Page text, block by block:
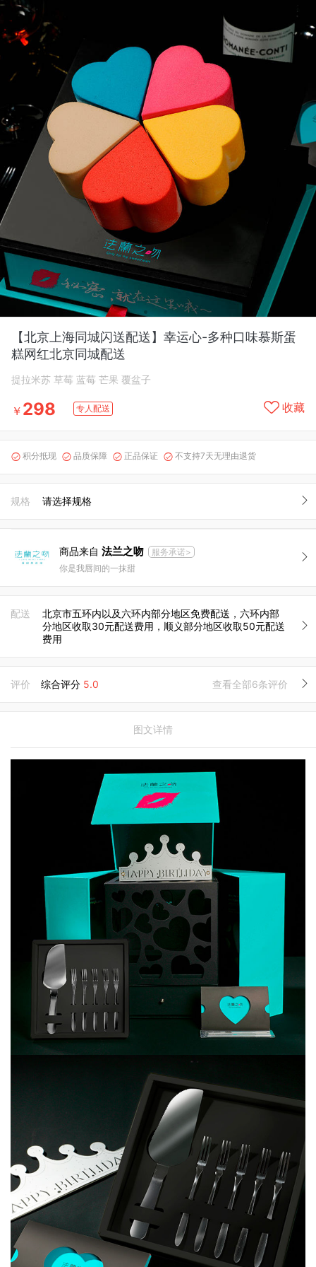
【北京上海同城闪送配送】幸运心-多种口味慕斯蛋
糕网红北京同城配送
提拉米苏 草莓 蓝莓 芒果 覆盆子
￥ 298 专人配送 收藏
 积分抵现  品质保障  正品保证  不支持7天无理由退货
规格 请选择规格
商品来自 法兰之吻
服务承诺>
你是我唇间的一抹甜
配送
北京市五环内以及六环内部分地区免费配送，六环内部
分地区收取30元配送费用，顺义部分地区收取50元配送
费用
评价 综合评分 5.0 查看全部6条评价
图文详情